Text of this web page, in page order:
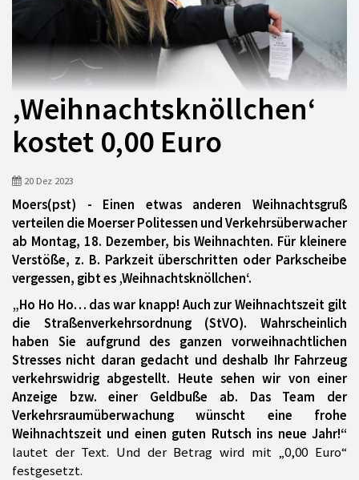
‚Weihnachtsknöllchen‘
kostet 0,00 Euro
20 Dez 2023
Moers(pst) - Einen etwas anderen Weihnachtsgruß
verteilen die Moerser Politessen und Verkehrsüberwacher
ab Montag, 18. Dezember, bis Weihnachten. Für kleinere
Verstöße, z. B. Parkzeit überschritten oder Parkscheibe
vergessen, gibt es ‚Weihnachtsknöllchen‘.
„Ho Ho Ho… das war knapp! Auch zur Weihnachtszeit gilt
die Straßenverkehrsordnung (StVO). Wahrscheinlich
haben Sie aufgrund des ganzen vorweihnachtlichen
Stresses nicht daran gedacht und deshalb Ihr Fahrzeug
verkehrswidrig abgestellt. Heute sehen wir von einer
Anzeige bzw. einer Geldbuße ab. Das Team der
Verkehrsraumüberwachung wünscht eine frohe
Weihnachtszeit und einen guten Rutsch ins neue Jahr!“
lautet der Text. Und der Betrag wird mit „0,00 Euro“
festgesetzt.